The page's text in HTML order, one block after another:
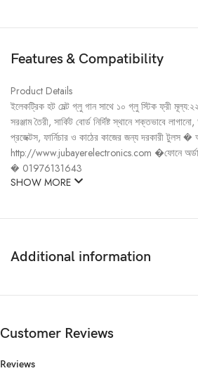
Features & Compatibility
Product Details
ইলেকট্রিক হট মেল্ট গ্লু গান সাথে ১০ গ্লু স্টিক ফ্রী
সরঞ্জাম তৈরী, সার্কিট বোর্ড নির্দিষ্ট স্থানে শক্তভাবে
প্রজেক্টস, ফার্নিচার ও কাঠের কাজের জন্য দরকারী টুলস
http://www.jubayerelectronics.com �ফোনে
� 01976131643
SHOW MORE
Additional information
Customer Reviews
Reviews